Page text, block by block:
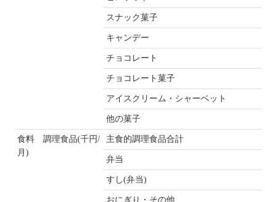
スナック菓子
キャンデー
チョコレート
チョコレート菓子
アイスクリーム・シャーベット
他の菓子
食料 調理食品(千円/
月)
主食的調理食品合計
弁当
すし(弁当)
おにぎり・その他